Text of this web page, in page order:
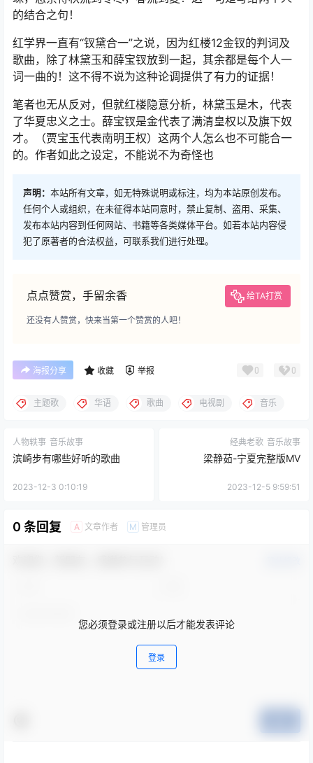
的结合之句！
红学界一直有“钗黛合一”之说，因为红楼12金钗的判词及
歌曲，除了林黛玉和薛宝钗放到一起，其余都是每个人一
词一曲的！这不得不说为这种论调提供了有力的证据！
笔者也无从反对，但就红楼隐意分析，林黛玉是木，代表
了华夏忠义之士。薛宝钗是金代表了满清皇权以及旗下奴
才。（贾宝玉代表南明王权）这两个人怎么也不可能合一
的。作者如此之设定，不能说不为奇怪也
声明： 本站所有文章，如无特殊说明或标注，均为本站原创发布。
任何个人或组织，在未征得本站同意时，禁止复制、盗用、采集、
发布本站内容到任何网站、书籍等各类媒体平台。如若本站内容侵
犯了原著者的合法权益，可联系我们进行处理。
点点赞赏，手留余香 给TA打赏
还没有人赞赏，快来当第一个赞赏的人吧！
海报分享 收藏 举报 0 0
主题歌 华语 歌曲 电视剧 音乐
人物轶事 音乐故事
滨崎步有哪些好听的歌曲
2023-12-3 0:10:19
经典老歌 音乐故事
梁静茹-宁夏完整版MV
2023-12-5 9:59:51
0 条回复 A 文章作者 M 管理员
您必须登录或注册以后才能发表评论
登录